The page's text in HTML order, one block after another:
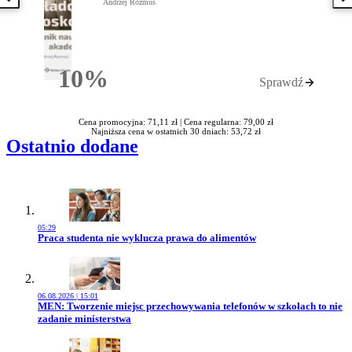
10%Rabatu
Andrzej Rozmus
Sprawdź
Cena promocyjna: 71,11 zł | Cena regularna: 79,00 zł
Najniższa cena w ostatnich 30 dniach: 53,72 zł
Ostatnio dodane
05:29
Przejdź do artykułu:
Praca studenta nie wyklucza prawa do alimentów
06.08.2026 | 15:01
Przejdź do artykułu:
MEN: Tworzenie miejsc przechowywania telefonów w szkołach to nie
zadanie ministerstwa